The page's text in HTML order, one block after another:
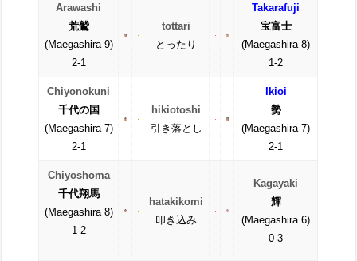
Arawashi
荒鷲
(Maegashira 9)
2-1
tottari
とったり
Takarafuji
宝富士
(Maegashira 8)
1-2
Chiyonokuni
千代の国
(Maegashira 7)
2-1
hikiotoshi
引き落とし
Ikioi
勢
(Maegashira 7)
2-1
Chiyoshoma
千代翔馬
(Maegashira 8)
1-2
hatakikomi
叩き込み
Kagayaki
輝
(Maegashira 6)
0-3